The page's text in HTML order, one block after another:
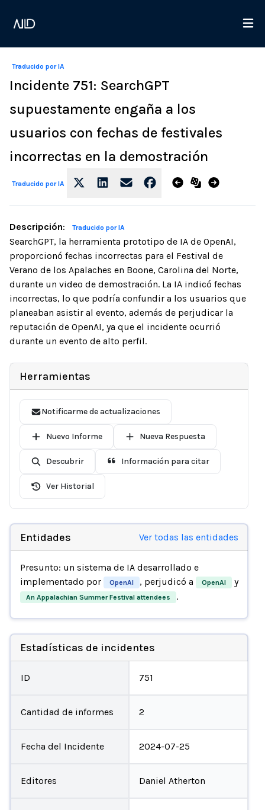
Traducido por IA
Incidente 751: SearchGPT
supuestamente engaña a los
usuarios con fechas de festivales
incorrectas en la demostración
Traducido por IA
Descripción: Traducido por IA
SearchGPT, la herramienta prototipo de IA de OpenAI,
proporcionó fechas incorrectas para el Festival de
Verano de los Apalaches en Boone, Carolina del Norte,
durante un video de demostración. La IA indicó fechas
incorrectas, lo que podría confundir a los usuarios que
planeaban asistir al evento, además de perjudicar la
reputación de OpenAI, ya que el incidente ocurrió
durante un evento de alto perfil.
Herramientas
Notificarme de actualizaciones
Nuevo Informe Nueva Respuesta
Descubrir Información para citar
Ver Historial
Entidades Ver todas las entidades
Presunto: un sistema de IA desarrollado e
implementado por
OpenAI , perjudicó a OpenAI y
An Appalachian Summer Festival attendees .
Estadísticas de incidentes
ID 751
Cantidad de informes 2
Fecha del Incidente 2024-07-25
Editores Daniel Atherton